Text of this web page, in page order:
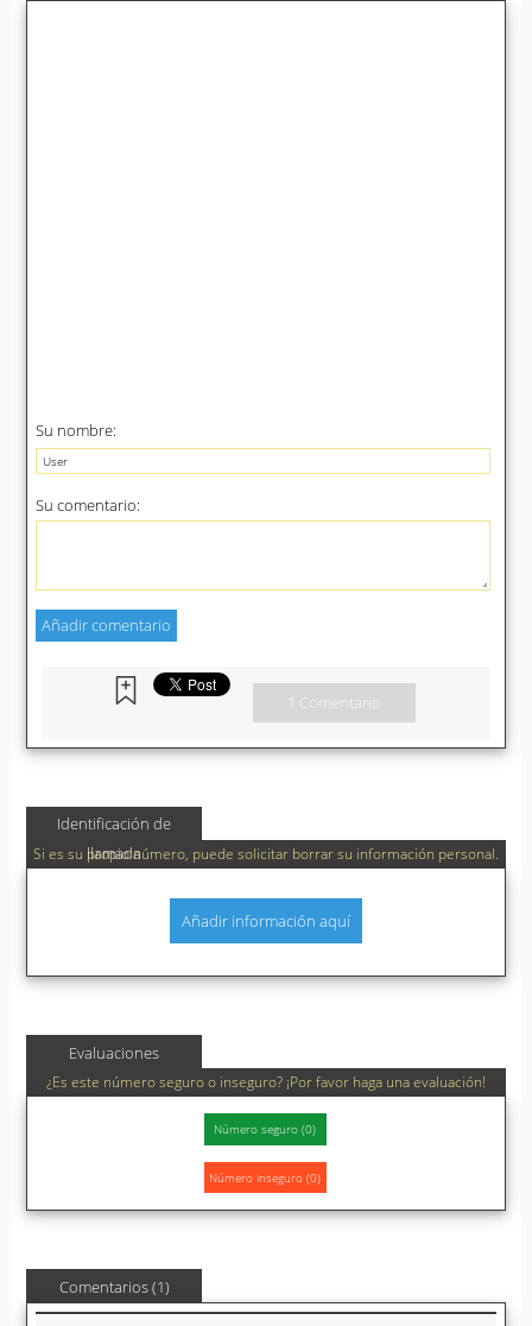
Su nombre:
Su comentario:
1 Comentario
Identificación de
llamada
Si es su propio número, puede solicitar borrar su información personal.
Añadir información aquí
Evaluaciones
¿Es este número seguro o inseguro? ¡Por favor haga una evaluación!
Comentarios (1)